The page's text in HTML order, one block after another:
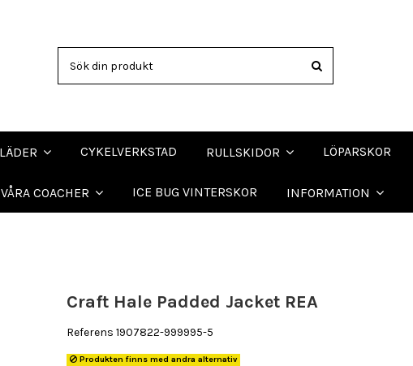
CYKELVERKSTAD RULLSKIDOR LÖPARSKOR
VÅRA COACHER ICE BUG VINTERSKOR INFORMATION
Craft Hale Padded Jacket REA
Referens 1907822-999995-5
Produkten finns med andra alternativ